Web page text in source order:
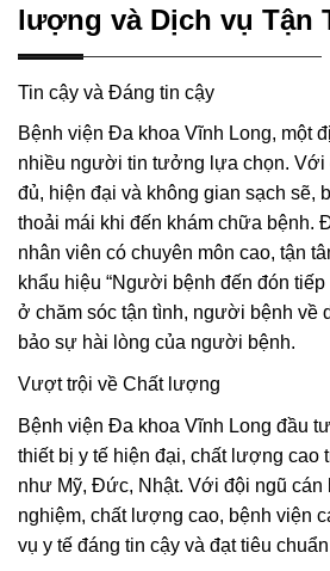
lượng và Dịch vụ Tận
Tin cậy và Đáng tin cậy
Bệnh viện Đa khoa Vĩnh Long, một
nhiều người tin tưởng lựa chọn. Với
đủ, hiện đại và không gian sạch sẽ,
thoải mái khi đến khám chữa bệnh.
nhân viên có chuyên môn cao, tận
khẩu hiệu “Người bệnh đến đón
ở chăm sóc tận tình, người bệnh về
bảo sự hài lòng của người bệnh.
Vượt trội về Chất lượng
Bệnh viện Đa khoa Vĩnh Long đầu
thiết bị y tế hiện đại, chất lượng cao
như Mỹ, Đức, Nhật. Với đội ngũ cán
nghiệm, chất lượng cao, bệnh viện
vụ y tế đáng tin cậy và đạt tiêu